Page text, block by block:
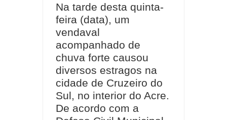
Na tarde desta quinta-
feira (data), um
vendaval
acompanhado de
chuva forte causou
diversos estragos na
cidade de Cruzeiro do
Sul, no interior do Acre.
De acordo com a